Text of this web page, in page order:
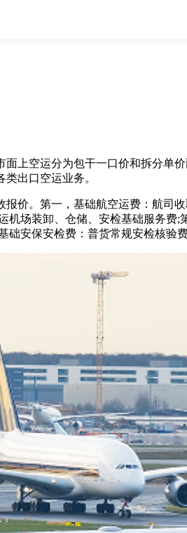
空运分为包干一口价和拆分单
出口空运业务。
。第一，基础航空运费：航司
场装卸、仓储、安检基础服务
安保安检费：普货常规安检核验费